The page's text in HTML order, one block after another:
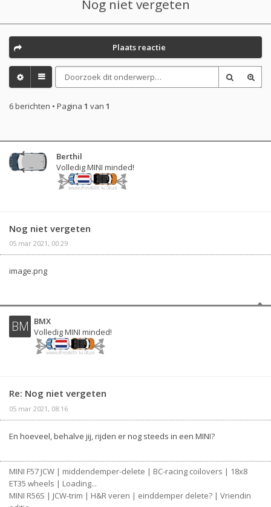
Nog niet vergeten
Plaats reactie
6 berichten • Pagina 1 van 1
Berthil
Volledig MINI minded!
Nog niet vergeten
05 mar 2021, 00:29
image.png
BM
BMX
Volledig MINI minded!
Re: Nog niet vergeten
05 mar 2021, 08:16
En hoeveel, behalve jij, rijden er nog steeds in een MINI?
MINI F57 JCW | middendemper-delete | BC-racing coilovers | 18x8
ET35 wheels | Loading...
MINI R56S | JCW-trim | H&R veren | einddemper delete? | Vriendin